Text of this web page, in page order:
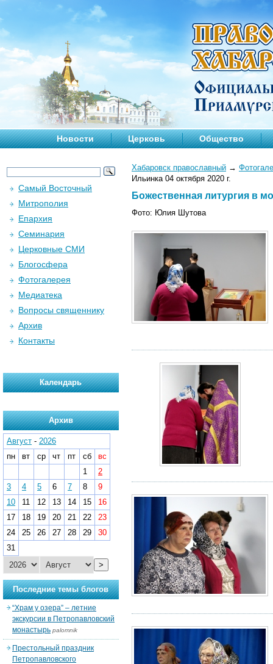
Новости Церковь Общество
Хабаровск православный →
Ильинка 04 октября 2020 г.
Божественная литургия в
Фото: Юлия Шутова
Самый Восточный
Митрополия
Епархия
Семинария
Церковные СМИ
Блогосфера
Фотогалерея
Медиатека
Вопросы священнику
Архив
Контакты
Календарь
Архив
Август - 2026
пн
вт ср чт пт сб
вс
1
2
3
4 5 6 7 8
9
10
11 12 13 14 15
16
17
18 19 20 21 22
23
24
25 26 27 28 29
30
31
>
Последние темы блогов
“Храм у озера” – летние
экскурсии в Петропавловский
монастырь palomnik
Престольный праздник
Петропавловского